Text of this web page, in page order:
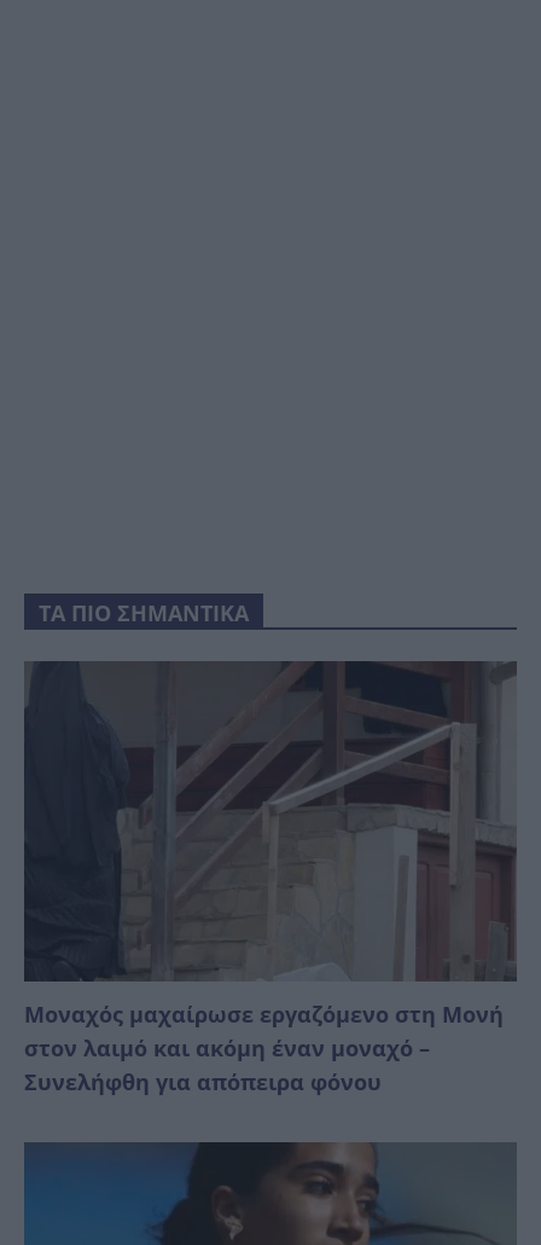
ΤΑ ΠΙΟ ΣΗΜΑΝΤΙΚΑ
Μοναχός μαχαίρωσε εργαζόμενο στη Μονή
στον λαιμό και ακόμη έναν μοναχό –
Συνελήφθη για απόπειρα φόνου